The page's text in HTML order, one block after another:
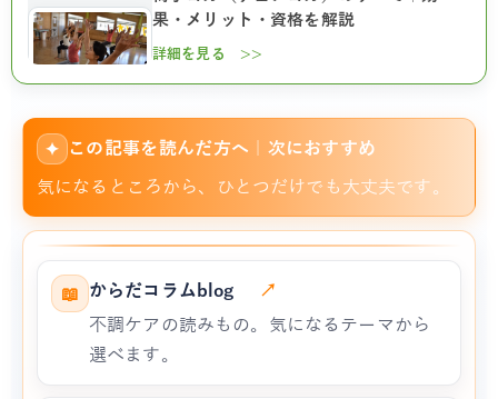
果・メリット・資格を解説
詳細を見る >>
✦ この記事を読んだ方へ｜次におすすめ
気になるところから、ひとつだけでも大丈夫です。
📖 からだコラムblog
↗
不調ケアの読みもの。気になるテーマから
選べます。